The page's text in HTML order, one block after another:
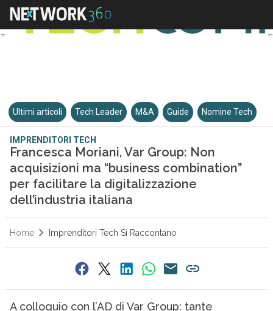
Ultimi articoli Tech Leader M&A Guide Nomine Tech
IMPRENDITORI TECH
Francesca Moriani, Var Group: Non
acquisizioni ma “business combination”
per facilitare la digitalizzazione
dell’industria italiana
Home Imprenditori Tech Si Raccontano
A colloquio con l’AD di Var Group: tante